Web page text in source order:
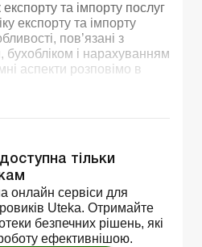
експорту та імпорту послуг
експорту та імпорту
пов’язані з
і нарахуванням
аспекти розповімо в
тільки
онлайн сервіси для
Uteka. Отримайте
безпечних рішень, які
ефективнішою.